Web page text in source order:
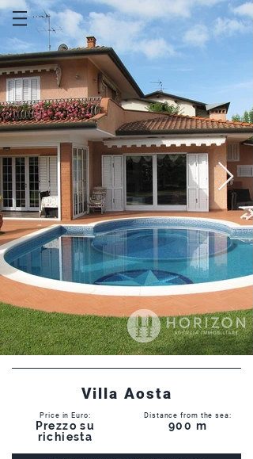
Villa Aosta
Price in Euro:
Prezzo su
richiesta
Distance from the sea:
900 m